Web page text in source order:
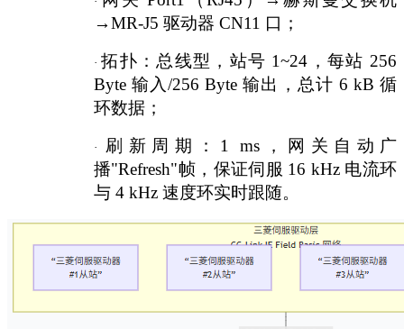
→MR-J5 驱动器 CN11 口；
·拓扑：总线型，站号 1~24，每站 256
Byte 输入/256 Byte 输出，总计 6 kB 循
环数据；
· 刷新周期： 1 ms，网关自动广
播"Refresh"帧，保证伺服 16 kHz 电流环
与 4 kHz 速度环实时跟随。